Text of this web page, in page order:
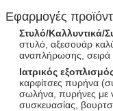
We
Εφαρμογές
Στυλό/Καλλυντικά/
στυλό, αξεσουάρ
αναπλήρωσης, σειρά
Ιατρικός
καρφίτσες πυρήνα
σωλήνα, πυρήνες με
συσκευασίας,